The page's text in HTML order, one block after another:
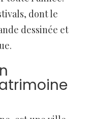
dont le
dessinée et